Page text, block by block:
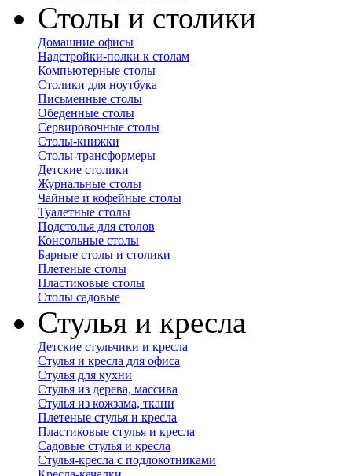
Столы и столики
Домашние офисы
Надстройки-полки к столам
Компьютерные столы
Столики для ноутбука
Письменные столы
Обеденные столы
Сервировочные столы
Столы-книжки
Столы-трансформеры
Детские столики
Журнальные столы
Чайные и кофейные столы
Туалетные столы
Подстолья для столов
Консольные столы
Барные столы и столики
Плетеные столы
Пластиковые столы
Столы садовые
Стулья и кресла
Детские стульчики и кресла
Стулья и кресла для офиса
Стулья для кухни
Стулья из дерева, массива
Стулья из кожзама, ткани
Плетеные стулья и кресла
Пластиковые стулья и кресла
Садовые стулья и кресла
Стулья-кресла с подлокотниками